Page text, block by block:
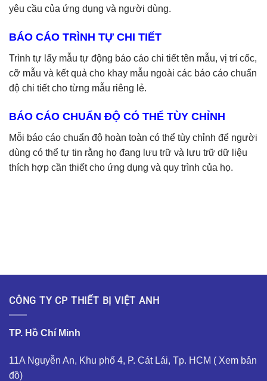
yêu cầu của ứng dụng và người dùng.
BÁO CÁO TRÌNH TỰ CHI TIẾT
Trình tự lấy mẫu tự động báo cáo chi tiết tên mẫu, vị trí cốc,
cỡ mẫu và kết quả cho khay mẫu ngoài các báo cáo chuẩn
độ chi tiết cho từng mẫu riêng lẻ.
BÁO CÁO CHUẨN ĐỘ CÓ THỂ TÙY CHỈNH
Mỗi báo cáo chuẩn độ hoàn toàn có thể tùy chỉnh để người
dùng có thể tự tin rằng họ đang lưu trữ và lưu trữ dữ liệu
thích hợp cần thiết cho ứng dụng và quy trình của họ.
CÔNG TY CP THIẾT BỊ VIỆT ANH
TP. Hồ Chí Minh
11A Nguyễn An, Khu phố 4, P. Cát Lái, Tp. HCM ( Xem bản
đồ)